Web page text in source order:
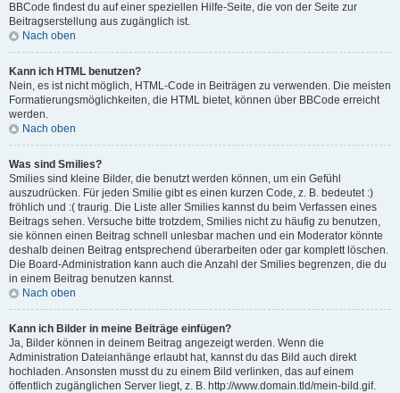
BBCode findest du auf einer speziellen Hilfe-Seite, die von der Seite zur
Beitragserstellung aus zugänglich ist.
Nach oben
Kann ich HTML benutzen?
Nein, es ist nicht möglich, HTML-Code in Beiträgen zu verwenden. Die meisten
Formatierungsmöglichkeiten, die HTML bietet, können über BBCode erreicht
werden.
Nach oben
Was sind Smilies?
Smilies sind kleine Bilder, die benutzt werden können, um ein Gefühl
auszudrücken. Für jeden Smilie gibt es einen kurzen Code, z. B. bedeutet :)
fröhlich und :( traurig. Die Liste aller Smilies kannst du beim Verfassen eines
Beitrags sehen. Versuche bitte trotzdem, Smilies nicht zu häufig zu benutzen,
sie können einen Beitrag schnell unlesbar machen und ein Moderator könnte
deshalb deinen Beitrag entsprechend überarbeiten oder gar komplett löschen.
Die Board-Administration kann auch die Anzahl der Smilies begrenzen, die du
in einem Beitrag benutzen kannst.
Nach oben
Kann ich Bilder in meine Beiträge einfügen?
Ja, Bilder können in deinem Beitrag angezeigt werden. Wenn die
Administration Dateianhänge erlaubt hat, kannst du das Bild auch direkt
hochladen. Ansonsten musst du zu einem Bild verlinken, das auf einem
öffentlich zugänglichen Server liegt, z. B. http://www.domain.tld/mein-bild.gif.